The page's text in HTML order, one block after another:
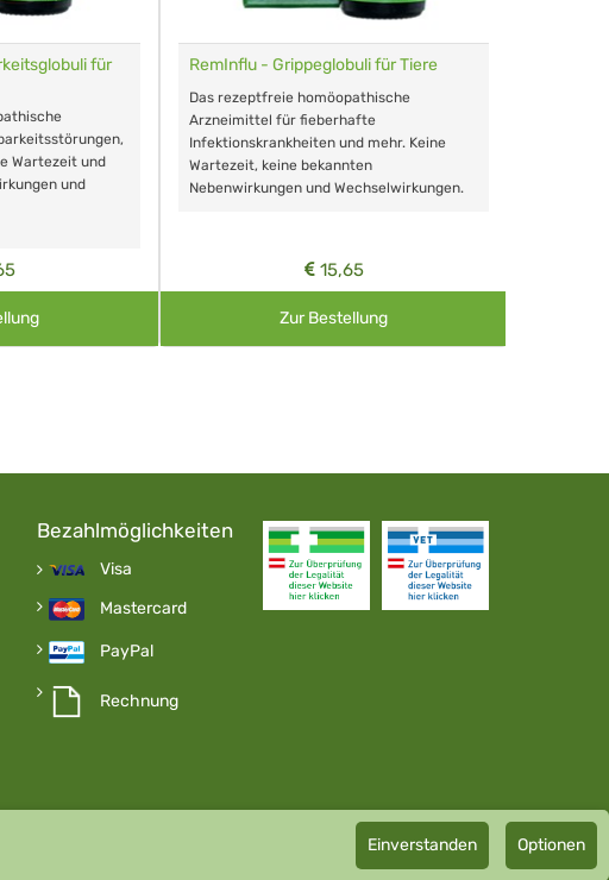
für
Wartezeit und
und
RemInflu - Grippeglobuli für Tiere
Das rezeptfreie homöopathische
Arzneimittel für fieberhafte
Infektionskrankheiten und mehr. Keine
Wartezeit, keine bekannten
Nebenwirkungen und Wechselwirkungen.
15,65
Zur Bestellung
Bezahlmöglichkeiten
Visa
Mastercard
PayPal
Rechnung
Homöopathie GmbH GMP zertifizierter Arzneihersteller
Einverstanden Optionen